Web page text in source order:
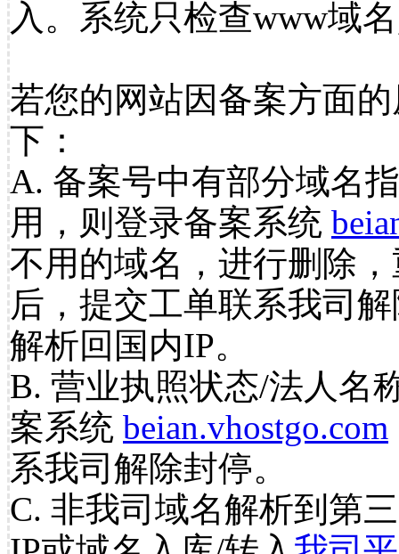
入。系统只检查www域
若您的网站因备案方面
下：
A. 备案号中有部分域名
用，则登录备案系统
不用的域名，进行删除
后，提交工单联系我司
解析回国内IP。
B. 营业执照状态/法人名
案系统 beian.vhostgo.com
系我司解除封停。
C. 非我司域名解析到第